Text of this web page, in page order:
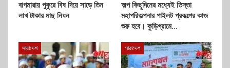
বাগমারায় পুকুরে বিষ দিয়ে সাড়ে তিন
লাখ টাকার মাছ নিধন
অল্প কিছুদিনের মধ্যেই তিস্তা
মহাপরিকল্পনার পাইলট প্রকল্পের কাজ
শুরু হবে। কুড়িগ্রামে…
সারাদেশ সারাদেশ